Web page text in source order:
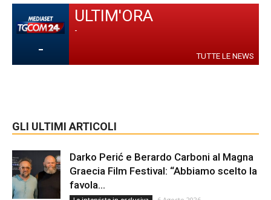
-
ULTIM'ORA
-
TUTTE LE NEWS
GLI ULTIMI ARTICOLI
Darko Perić e Berardo Carboni al Magna
Graecia Film Festival: “Abbiamo scelto la
favola...